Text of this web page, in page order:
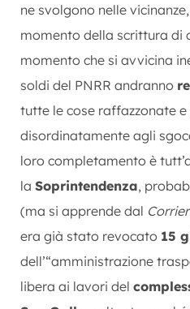
ne svolgono nelle
momento della scrittura di
momento che si avvicina
soldi del PNRR andranno
tutte le cose raffazzonate e
disordinatamente agli
loro completamento è
la Soprintendenza,
(ma si apprende dal
era già stato revocato 15
dell’“amministrazione
libera ai lavori del